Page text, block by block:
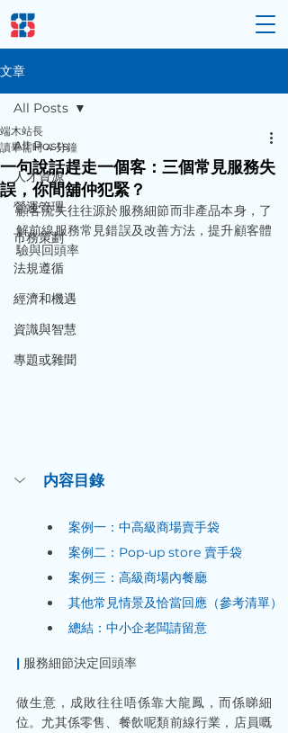
文章
All Posts
人才資源
營運管理
市務策劃
法規遵循
經濟和機遇
資識與智慧
專題或雜聞
All Posts
一句說話趕走一個客：三個常見服務失
誤，你間舖仲犯緊？
端木站長
讀畢需時 4 分鐘
顧客流失往往源於服務細節而非產品本身，了
解前線服務常見錯誤及改善方法，提升顧客體
驗與回頭率
内容目錄
案例一：中高級商場賣手袋
案例二：Pop-up store 賣手袋
案例三：高級商場內餐廳
其他常見情景及恰當回應（參考清單）
總結：中小企老闆請留意
| 服務細節決定回頭率
做生意，成敗往往唔係靠大龍鳳，而係睇細
位。尤其係零售、餐飲呢類前線行業，店員嘅